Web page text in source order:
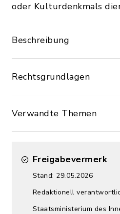
oder Kulturdenkmals
Beschreibung
Rechtsgrundlagen
Verwandte Themen
Freigabevermerk
Stand: 29.05.2026
Redaktionell
Staatsministerium des